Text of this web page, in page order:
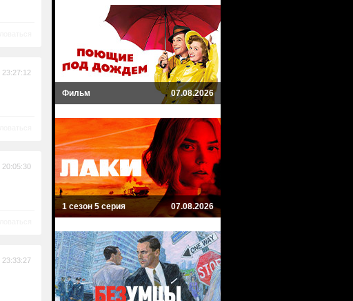
23:27:12
20:05:30
23:33:27
Фильм 07.08.2026
1 сезон 5 серия 07.08.2026